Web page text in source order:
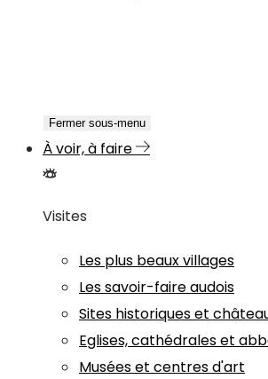
Fermer sous-menu
À voir, à faire
Visites
Les plus beaux villages
Les savoir-faire audois
Sites historiques et
Eglises, cathédrales et
Musées et centres d'art